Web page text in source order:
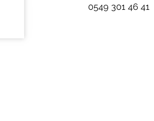
0549 301 46 41